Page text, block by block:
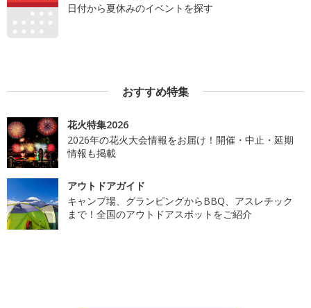
日付から夏休みのイベントを探す
おすすめ特集
花火特集2026
2026年の花火大会情報をお届け！開催・中止・延期
情報も掲載
アウトドアガイド
キャンプ場、グランピングからBBQ、アスレチック
まで！全国のアウトドアスポットをご紹介